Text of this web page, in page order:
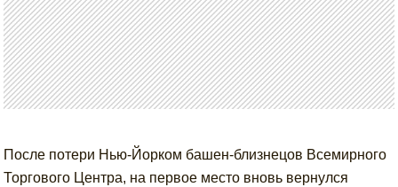
После потери Нью-Йорком башен-близнецов Всемирного
Торгового Центра, на первое место вновь вернулся